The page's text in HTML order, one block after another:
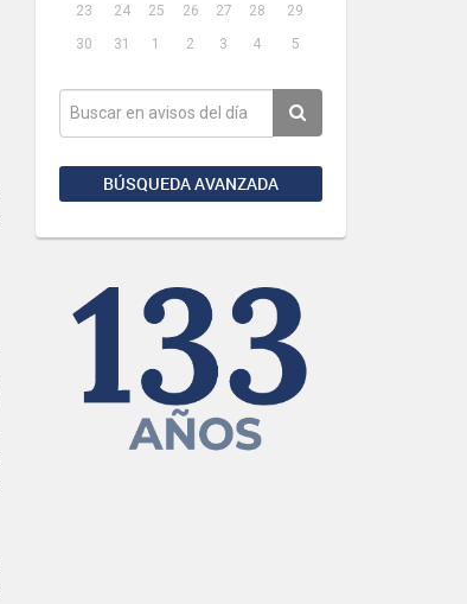
23
24 25 26 27 28
29
30
31 1 2 3 4 5
BÚSQUEDA AVANZADA